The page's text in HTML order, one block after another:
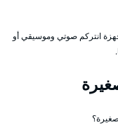
انتركم صوتي وموسيقي أو